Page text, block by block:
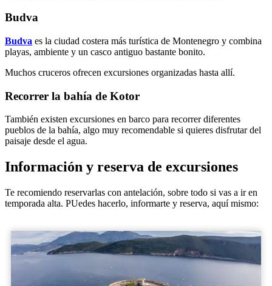
Budva
Budva es la ciudad costera más turística de Montenegro y combina
playas, ambiente y un casco antiguo bastante bonito.
Muchos cruceros ofrecen excursiones organizadas hasta allí.
Recorrer la bahía de Kotor
También existen excursiones en barco para recorrer diferentes
pueblos de la bahía, algo muy recomendable si quieres disfrutar del
paisaje desde el agua.
Información y reserva de excursiones
Te recomiendo reservarlas con antelación, sobre todo si vas a ir en
temporada alta. PUedes hacerlo, informarte y reserva, aquí mismo: